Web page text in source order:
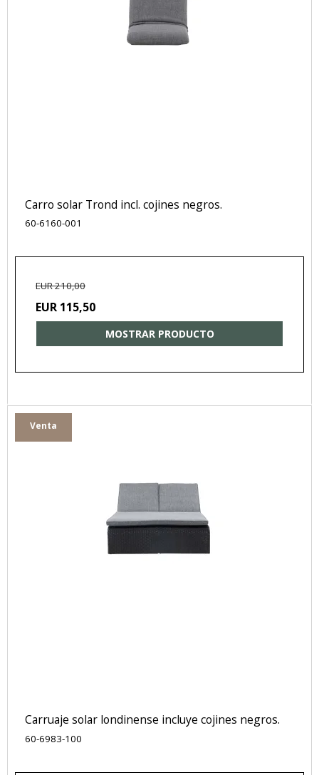
Carro solar Trond incl. cojines negros.
60-6160-001
EUR 210,00
EUR 115,50
MOSTRAR PRODUCTO
Venta
Carruaje solar londinense incluye cojines negros.
60-6983-100